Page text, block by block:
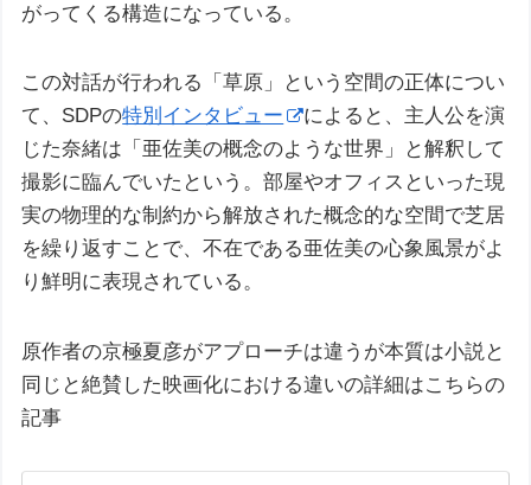
がってくる構造になっている。
この対話が行われる「草原」という空間の正体につい
て、SDPの特別インタビュー
によると、主人公を演
じた奈緒は「亜佐美の概念のような世界」と解釈して
撮影に臨んでいたという。部屋やオフィスといった現
実の物理的な制約から解放された概念的な空間で芝居
を繰り返すことで、不在である亜佐美の心象風景がよ
り鮮明に表現されている。
原作者の京極夏彦がアプローチは違うが本質は小説と
同じと絶賛した映画化における違いの詳細はこちらの
記事